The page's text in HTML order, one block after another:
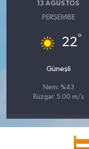
13 AĞUSTOS
PERŞEMBE
22°
Güneşli
Nem: %43
Rüzgar: 5.00 m/s